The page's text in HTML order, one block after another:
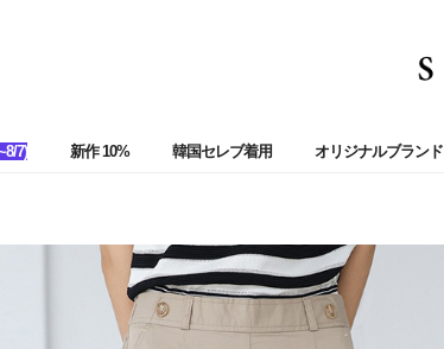
7) 新作 10% 韓国セレブ着用 オリジナルブランド